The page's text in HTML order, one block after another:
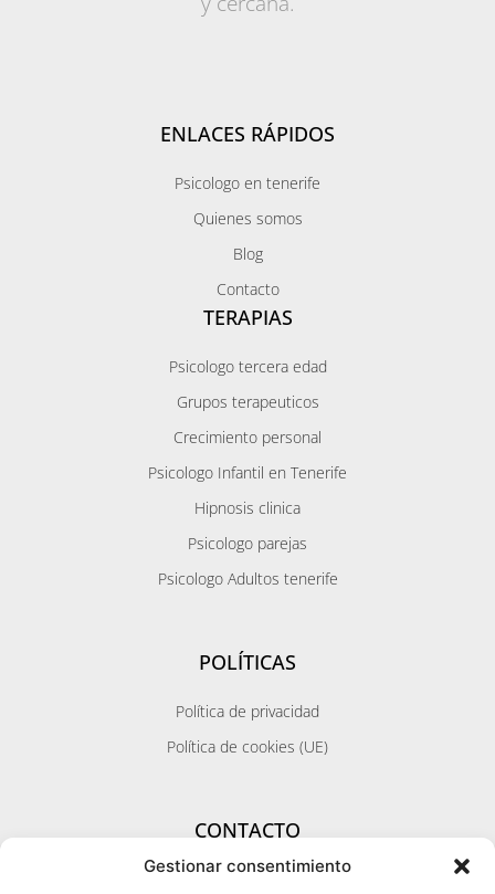
Gestionar consentimiento
ENLACES RÁPIDOS
Psicologo en tenerife
Quienes somos
Blog
Contacto
TERAPIAS
Psicologo tercera edad
Grupos terapeuticos
Crecimiento personal
Psicologo Infantil en Tenerife
Hipnosis clinica
Psicologo parejas
Psicologo Adultos tenerife
POLÍTICAS
Política de privacidad
Política de cookies (UE)
CONTACTO
Zona Santa Cruz / Metropolitana / Norte